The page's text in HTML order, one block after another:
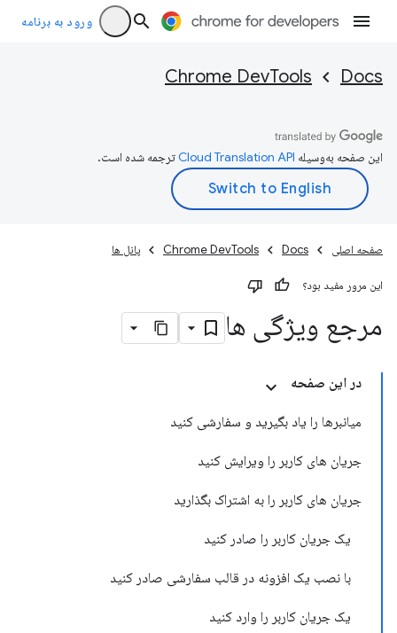
ورود به برنامه
Docs
Chrome DevTools
این صفحه به‌وسیله ترجمه شده است.
صفحه اصلی Docs
Chrome DevTools پانل ها
این مرور مفید بود؟
مرجع ویژگی ها
در این صفحه
میانبرها را یاد بگیرید و سفارشی کنید
جریان های کاربر را ویرایش کنید
جریان های کاربر را به اشتراک بگذارید
یک جریان کاربر را صادر کنید
با نصب یک افزونه در قالب سفارشی صادر کنید
یک جریان کاربر را وارد کنید